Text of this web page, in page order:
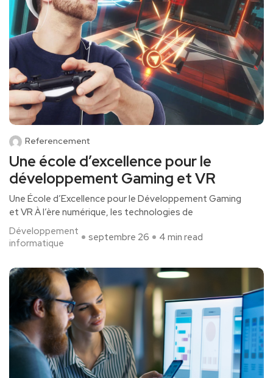
Referencement
Une école d’excellence pour le
développement Gaming et VR
Une École d’Excellence pour le Développement Gaming
et VR À l’ère numérique, les technologies de
Développement
informatique
septembre 26 4 min read